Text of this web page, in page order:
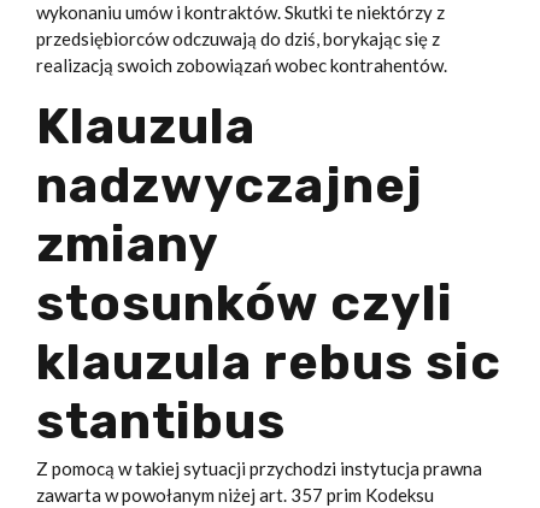
wykonaniu umów i kontraktów. Skutki te niektórzy z
przedsiębiorców odczuwają do dziś, borykając się z
realizacją swoich zobowiązań wobec kontrahentów.
Klauzula
nadzwyczajnej
zmiany
stosunków czyli
klauzula rebus sic
stantibus
Z pomocą w takiej sytuacji przychodzi instytucja prawna
zawarta w powołanym niżej art. 357 prim Kodeksu